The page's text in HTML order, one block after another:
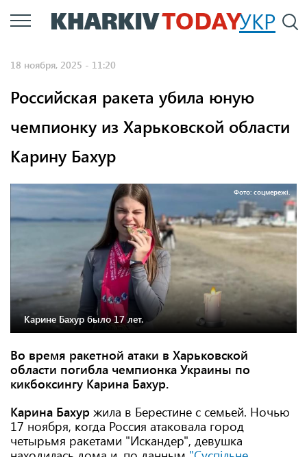
Перейти
к
УКР
18 ноября, 2025 - 11:20
Российская ракета убила юную
чемпионку из Харьковской области
Карину Бахур
Фото: соцмережі.
Карине Бахур было 17 лет.
Во время ракетной атаки в Харьковской
области погибла чемпионка Украины по
кикбоксингу Карина Бахур.
Карина Бахур жила в Берестине с семьей. Ночью
17 ноября, когда Россия атаковала город
четырьмя ракетами "Искандер", девушка